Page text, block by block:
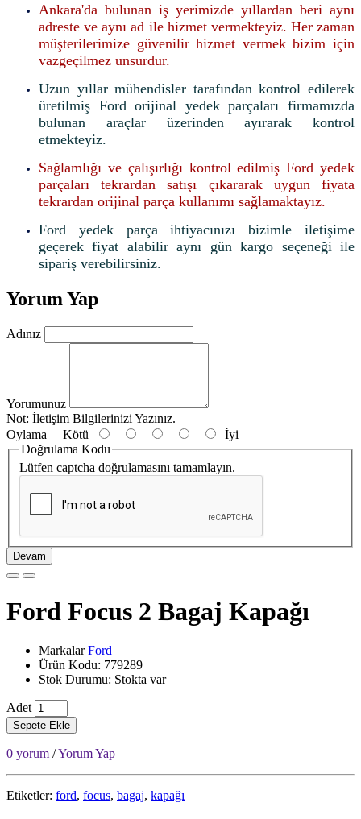
Ankara'da bulunan iş yerimizde yıllardan beri aynı
adreste ve aynı ad ile hizmet vermekteyiz. Her zaman
müşterilerimize güvenilir hizmet vermek bizim için
vazgeçilmez unsurdur.
Uzun yıllar mühendisler tarafından kontrol edilerek
üretilmiş Ford orijinal yedek parçaları firmamızda
bulunan araçlar üzerinden ayırarak kontrol
etmekteyiz.
Sağlamlığı ve çalışırlığı kontrol edilmiş Ford yedek
parçaları tekrardan satışı çıkararak uygun fiyata
tekrardan orijinal parça kullanımı sağlamaktayız.
Ford yedek parça ihtiyacınızı bizimle iletişime
geçerek fiyat alabilir aynı gün kargo seçeneği ile
sipariş verebilirsiniz.
Yorum Yap
Adınız
Yorumunuz
Not: İletişim Bilgilerinizi Yazınız.
Oylama Kötü
İyi
Doğrulama Kodu
Lütfen captcha doğrulamasını tamamlayın.
Devam
Ford Focus 2 Bagaj Kapağı
MarkalarFord
Ürün Kodu: 779289
Stok Durumu: Stokta var
Adet
Sepete Ekle
0 yorum /Yorum Yap
Etiketler: ford, focus, bagaj, kapağı